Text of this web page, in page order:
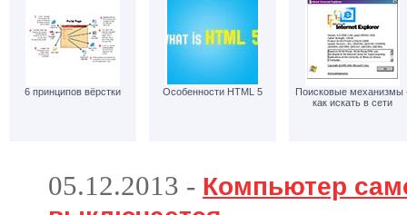
6 принципов вёрстки Особенности HTML 5
Поисковые механизмы
как искать в сети
05.12.2013 - Компьютер